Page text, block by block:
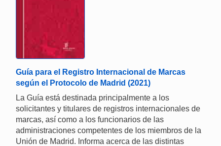
Guía para el Registro Internacional de Marcas
según el Protocolo de Madrid (2021)
La Guía está destinada principalmente a los
solicitantes y titulares de registros internacionales de
marcas, así como a los funcionarios de las
administraciones competentes de los miembros de la
Unión de Madrid. Informa acerca de las distintas